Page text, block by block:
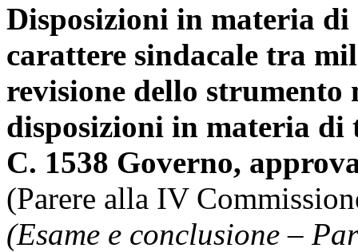
Disposizioni in materia di
carattere sindacale tra
revisione dello strumento
disposizioni in materia
C. 1538 Governo,
(Parere alla IV
(Esame e conclusione –